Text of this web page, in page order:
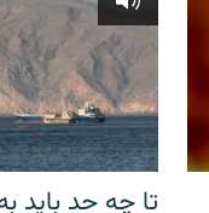
تا چه حد باید